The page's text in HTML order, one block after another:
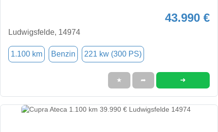
43.990 €
Ludwigsfelde, 14974
1.100 km Benzin 221 kw (300 PS)
★ ➦ ➜